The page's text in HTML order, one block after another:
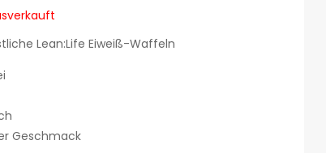
Lean:Life Eiweiß-Waffeln
Geschmack